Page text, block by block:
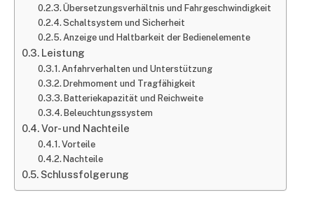
Übersetzungsverhältnis und Fahrgeschwindigkeit
Schaltsystem und Sicherheit
Anzeige und Haltbarkeit der Bedienelemente
Leistung
Anfahrverhalten und Unterstützung
Drehmoment und Tragfähigkeit
Batteriekapazität und Reichweite
Beleuchtungssystem
Vor- und Nachteile
Vorteile
Nachteile
Schlussfolgerung